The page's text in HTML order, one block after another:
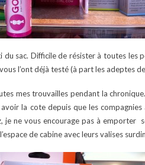
du sac. Difficile de résister à toutes les
l’ont déjà testé (à part les adeptes
mes trouvailles pendant la
la cote depuis que les
je ne vous encourage pas à emporter
de cabine avec leurs valises